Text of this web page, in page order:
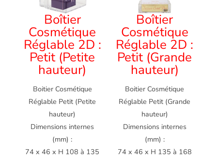
Boîtier
Cosmétique
Réglable 2D :
Petit (Petite
hauteur)
Boitier Cosmétique
Réglable Petit (Petite
hauteur)
Dimensions internes
(mm) :
74 x 46 x H 108 à 135
Boîtier
Cosmétique
Réglable 2D :
Petit (Grande
hauteur)
Boitier Cosmétique
Réglable Petit (Grande
hauteur)
Dimensions internes
(mm) :
74 x 46 x H 135 à 168